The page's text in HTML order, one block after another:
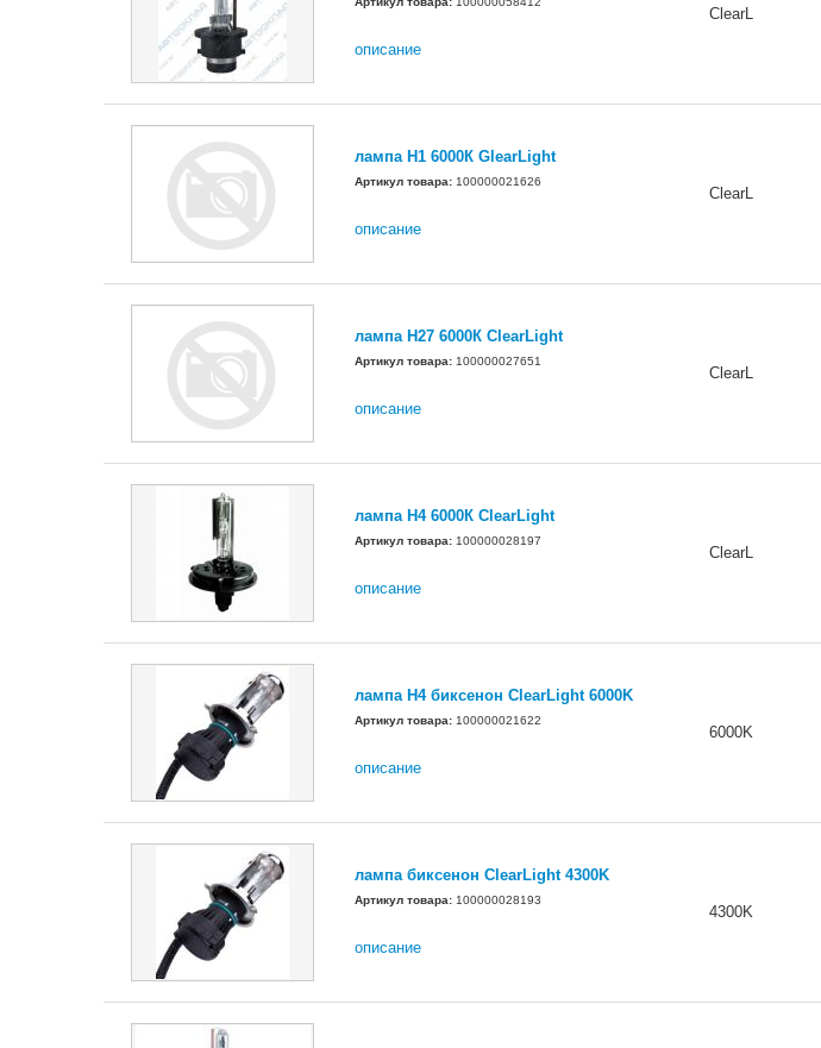
описание
ClearL
лампа H1 6000К GlearLight
Артикул товара: 100000021626
описание
ClearL
лампа H27 6000К ClearLight
Артикул товара: 100000027651
описание
ClearL
лампа H4 6000К ClearLight
Артикул товара: 100000028197
описание
ClearL
лампа H4 биксенон ClearLight 6000K
Артикул товара: 100000021622
описание
6000K
лампа биксенон ClearLight 4300K
Артикул товара: 100000028193
описание
4300K